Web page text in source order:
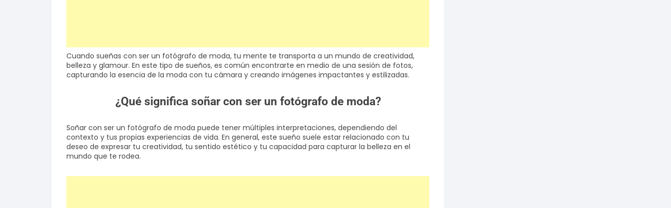
Cuando sueñas con ser un fotógrafo de moda, tu mente te transporta a un mundo de creatividad,
belleza y glamour. En este tipo de sueños, es común encontrarte en medio de una sesión de fotos,
capturando la esencia de la moda con tu cámara y creando imágenes impactantes y estilizadas.
¿Qué significa soñar con ser un fotógrafo de moda?
Soñar con ser un fotógrafo de moda puede tener múltiples interpretaciones, dependiendo del
contexto y tus propias experiencias de vida. En general, este sueño suele estar relacionado con tu
deseo de expresar tu creatividad, tu sentido estético y tu capacidad para capturar la belleza en el
mundo que te rodea.